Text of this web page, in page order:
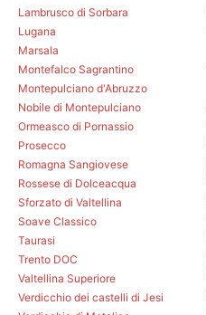
Lambrusco di Sorbara
Lugana
Marsala
Montefalco Sagrantino
Montepulciano d'Abruzzo
Nobile di Montepulciano
Ormeasco di Pornassio
Prosecco
Romagna Sangiovese
Rossese di Dolceacqua
Sforzato di Valtellina
Soave Classico
Taurasi
Trento DOC
Valtellina Superiore
Verdicchio dei castelli di Jesi